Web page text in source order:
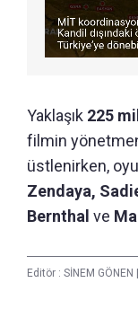
Yaklaşık 225
filmin
üstlenirken,
Zendaya,
Bernthal ve
Editör : SİNEM GÖNEN